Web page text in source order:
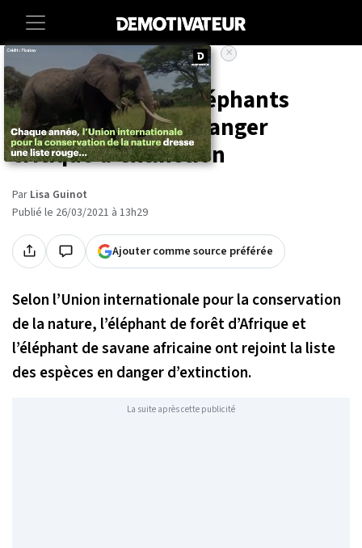
Accueil Societe Animaux
Selon l'UICN, les éléphants
d'Afrique sont en danger
critique d'extinction
Par Lisa Guinot
Publié le 26/03/2021 à 13h29
Ajouter comme source préférée
×
Selon l’Union internationale pour la conservation
de la nature, l’éléphant de forêt d’Afrique et
l’éléphant de savane africaine ont rejoint la liste
des espèces en danger d’extinction.
La suite après cette publicité